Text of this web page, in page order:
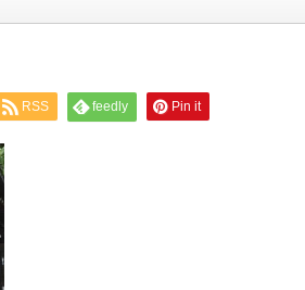
RSS feedly Pin it